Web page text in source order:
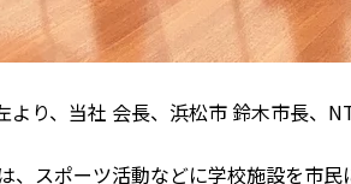
より、当社 会長、浜松市 鈴木市長、
、スポーツ活動などに学校施設を市
と機能について